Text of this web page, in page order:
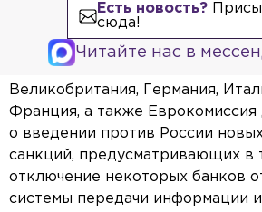
Есть новость?
сюда!
Читайте нас в
Великобритания, Германия,
Франция, а также Еврокомиссия
о введении против России
санкций, предусматривающих в
отключение некоторых банков
системы передачи информации